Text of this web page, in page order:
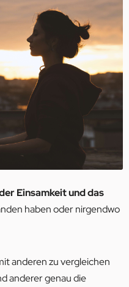
Einsamkeit und das
haben oder nirgendwo
anderen zu vergleichen
anderer genau die